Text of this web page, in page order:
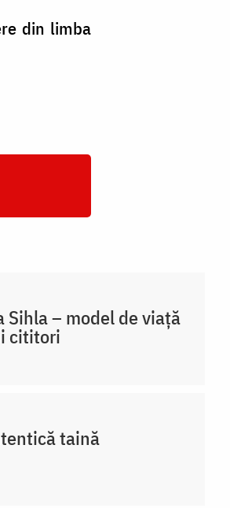
din limba
Sihla – model de viaţă
cititori
taină